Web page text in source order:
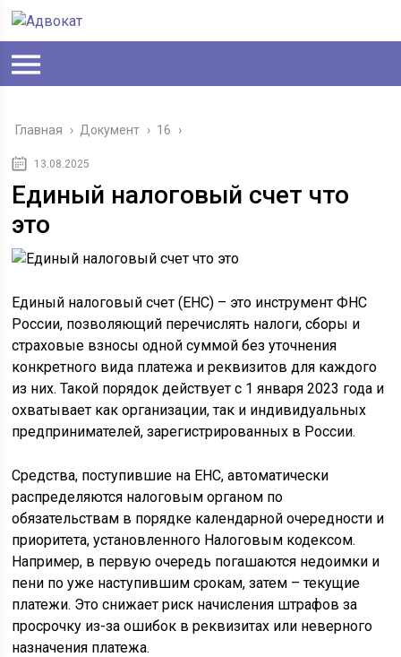
Главная › Документ › 16 ›
13.08.2025
Единый налоговый счет что
это
Единый налоговый счет (ЕНС) – это инструмент ФНС
России, позволяющий перечислять налоги, сборы и
страховые взносы одной суммой без уточнения
конкретного вида платежа и реквизитов для каждого
из них. Такой порядок действует с 1 января 2023 года и
охватывает как организации, так и индивидуальных
предпринимателей, зарегистрированных в России.
Средства, поступившие на ЕНС, автоматически
распределяются налоговым органом по
обязательствам в порядке календарной очередности и
приоритета, установленного Налоговым кодексом.
Например, в первую очередь погашаются недоимки и
пени по уже наступившим срокам, затем – текущие
платежи. Это снижает риск начисления штрафов за
просрочку из-за ошибок в реквизитах или неверного
назначения платежа.